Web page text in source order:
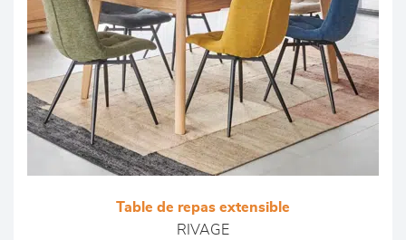
Table de repas extensible
RIVAGE